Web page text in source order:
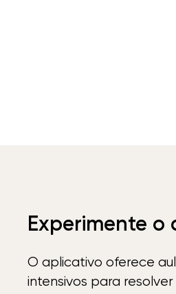
Experimente o
O aplicativo oferece
intensivos para